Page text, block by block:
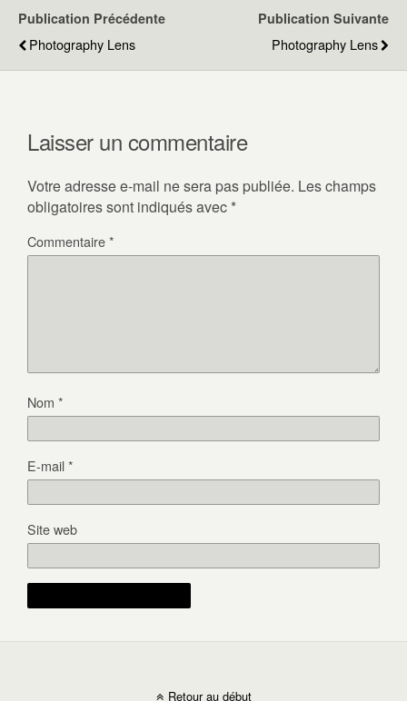
Publication Précédente
Photography Lens
Publication Suivante
Photography Lens
Laisser un commentaire
Votre adresse e-mail ne sera pas publiée. Les champs
obligatoires sont indiqués avec *
Commentaire*
Nom *
E-mail*
Site web
Retour au début